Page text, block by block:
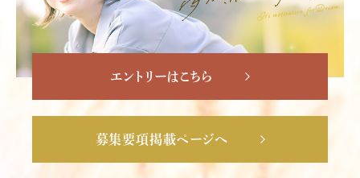
エントリーはこちら
募集要項掲載ページへ